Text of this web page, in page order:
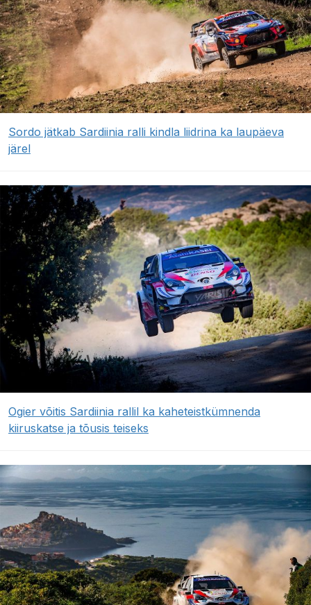
Sordo jätkab Sardiinia ralli kindla liidrina ka laupäeva
järel
Ogier võitis Sardiinia rallil ka kaheteistkümnenda
kiiruskatse ja tõusis teiseks